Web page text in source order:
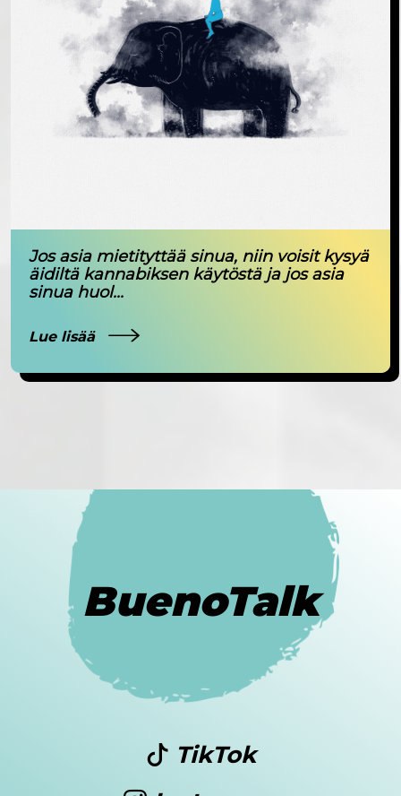
Jos asia mietityttää sinua, niin voisit kysyä
äidiltä kannabiksen käytöstä ja jos asia
sinua huol...
Lue lisää
BuenoTalk
TikTok